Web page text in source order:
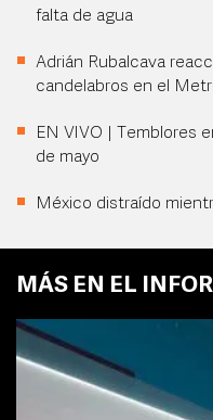
falta de agua
Adrián Rubalcava
candelabros en el
EN VIVO | Temblores
de mayo
México distraído
MÁS EN EL